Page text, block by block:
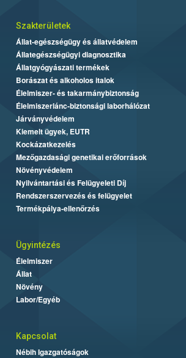
Szakterületek
Állat-egészségügy és állatvédelem
Állategészségügyi diagnosztika
Állatgyógyászati termékek
Borászat és alkoholos italok
Élelmiszer- és takarmánybiztonság
Élelmiszerlánc-biztonsági laborhálózat
Járványvédelem
Kiemelt ügyek, EUTR
Kockázatkezelés
Mezőgazdasági genetikai erőforrások
Növényvédelem
Nyilvántartási és Felügyeleti Díj
Rendszerszervezés és felügyelet
Termékpálya-ellenőrzés
Ügyintézés
Élelmiszer
Állat
Növény
Labor/Egyéb
Kapcsolat
Nébih Igazgatóságok